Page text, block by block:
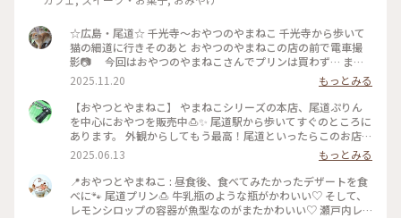
☆広島・尾道☆ 千光寺〜おやつのやまねこ 千光寺から歩いて
猫の細道に行きそのあと おやつのやまねこの店の前で電車撮
影📷 今回はおやつのやまねこさんでプリンは買わず… また
次のお楽しみにとっておきます😊 人力車実際に見るのは初め
て!! 乗る勇気はなくて写真だけ撮影しました📷 #ことりっぷと
一緒 #ことりっぷ #出戻り #写真 #一眼レフカメラ #canon
#canoneoskissx9 #広島 #お出かけ #ドライブ #尾道 #日帰り
の旅
2025.11.20
もっとみる
【おやつとやまねこ】 やまねこシリーズの本店、尾道ぷりん
を中心におやつを販売中🍮✨ 尾道駅から歩いてすぐのところに
あります。 外観からしてもう最高！尾道といったらこのお店
🐈！ 様々な種類の尾道ぷりんに焼き菓子、やまねこのお店の方
でメインで売っているチーズケーキの箱もショーケースにあり
ました🍰 お店の外にこれまたレトロなベンチがあるのでテイ
クアウトしてすぐに楽しむのも非常にあり！ #尾道グルメ #尾
道プリン #人気店 #レトロ #フォトジェニック #プリン #アメリ
2025.06.13
もっとみる
📍おやつとやまねこ : 昼食後、食べてみたかったデザートを食
べに🐾 尾道プリン🍮 牛乳瓶のような瓶がかわいい♡ そして、
レモンシロップの容器が魚型なのがまたかわいい♡ 瀬戸内レ